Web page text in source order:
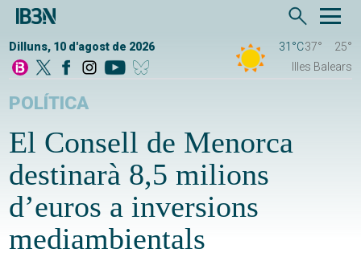
Dilluns, 10 d'agost de 2026 31°C37°
25°
Illes Balears
POLÍTICA
El Consell de Menorca
destinarà 8,5 milions
d’euros a inversions
mediambientals